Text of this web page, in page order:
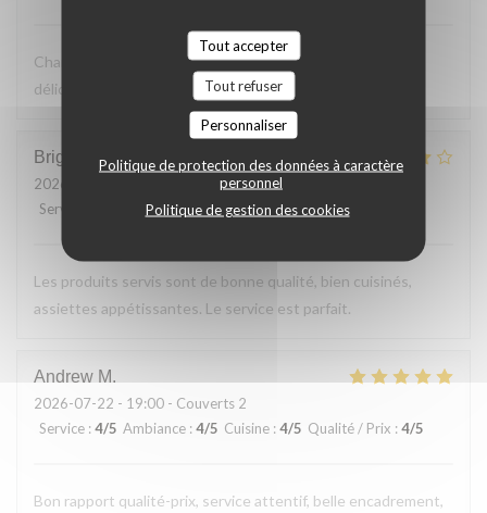
Tout accepter
Tout refuser
Personnaliser
Politique de protection des données à caractère
personnel
Politique de gestion des cookies
Charmante terrasse vue sur le bac. Cuisine simple et
délicieuse. Excellent rapport qualité prix
Brigitte F
2026-07-23
- 12:30 - Couverts 2
Service
Ambiance:4/5 Cuisine:5/5 Qualité / Prix
Les produits servis sont de bonne qualité, bien cuisinés,
assiettes appétissantes. Le service est parfait.
Andrew M
2026-07-22 - 19:00 - Couverts 2
Service :4/5 Ambiance : 4/5 Cuisine : 4/5 Qualité / Prix : 4/5
Bon rapport qualité-prix, service attentif, belle encadrement,